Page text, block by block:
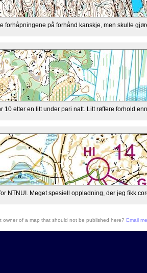
forhåpningene på forhånd kanskje, men skulle
10 etter en litt under pari natt. Litt røffere forhold
NTNUI. Meget spesiell oppladning, der jeg fikk
owner of a map that should not be published here? Email me